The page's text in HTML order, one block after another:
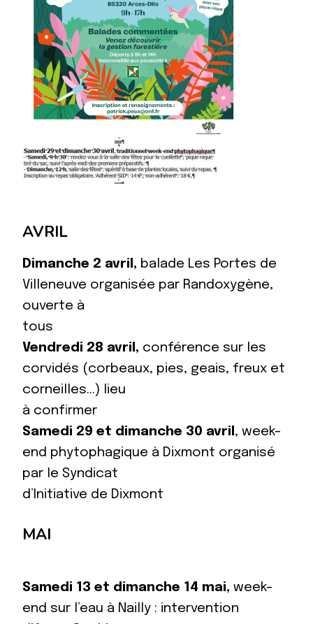
AVRIL
Dimanche 2 avril, balade Les Portes de
Villeneuve organisée par Randoxygène,
ouverte à
tous
Vendredi 28 avril, conférence sur les
corvidés (corbeaux, pies, geais, freux et
corneilles…) lieu
à confirmer
Samedi 29 et dimanche 30 avril , week-
end phytophagique à Dixmont organisé
par le Syndicat
d’Initiative de Dixmont
MAI
Samedi 13 et dimanche 14 mai, week-
end sur l’eau à Nailly : intervention